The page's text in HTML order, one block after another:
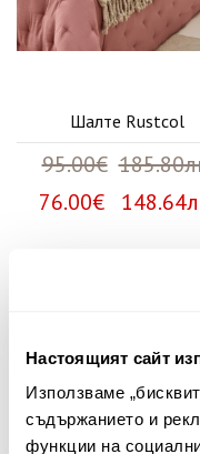
Настоящият сайт
Използваме
съдържанието и
функции на
Шалте Rustcol
95.00€
76.00€
Споделете
Име